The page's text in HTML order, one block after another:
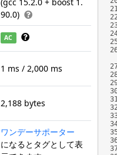
90.0)
AC
1 ms / 2,000 ms
2,188 bytes
ワンデーサポーター
になるとタグとして表